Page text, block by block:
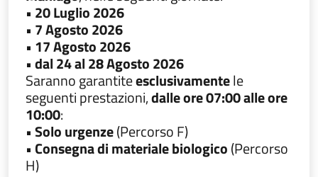
• 20 Luglio 2026
• 7 Agosto 2026
• 17 Agosto 2026
• dal 24 al 28 Agosto 2026
Saranno garantiteesclusivamentele
seguenti prestazioni,dalle ore 07:00 alle ore
10:00:
• Solo urgenze(Percorso F)
• Consegna di materiale biologico(Percorso
H)